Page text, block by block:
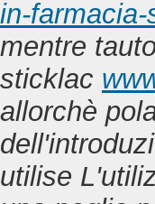
in-
mentre
sticklac
allorchè
utilise